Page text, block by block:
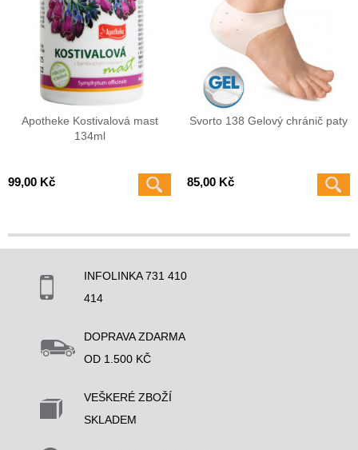
Apotheke Kostivalová mast
134ml
99,00 Kč
Svorto 138 Gelový chránič paty
85,00 Kč
INFOLINKA 731 410
414
DOPRAVA ZDARMA
OD 1.500 KČ
VEŠKERÉ ZBOŽÍ
SKLADEM